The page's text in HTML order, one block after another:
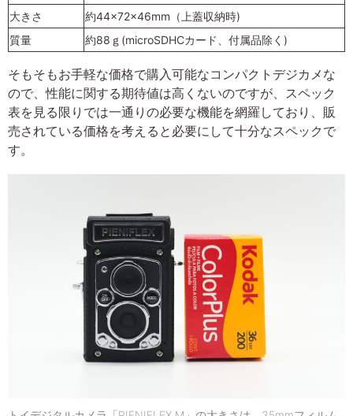
大きさ
約44×72×46mm（上蓋収納時)
質量
約88ｇ(microSDHCカード、付属品除く)
そもそもお手軽な価格で購入可能なコンパクトデジカメな
ので、性能に関する期待値は高くないのですが、スペック
表を見る限りでは一通りの必要な機能を網羅しており、販
売されている価格を考えると必要にして十分なスペックで
す。